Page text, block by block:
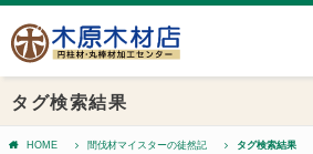
タグ検索結果
HOME 間伐材マイスターの徒然記 タグ検索結果